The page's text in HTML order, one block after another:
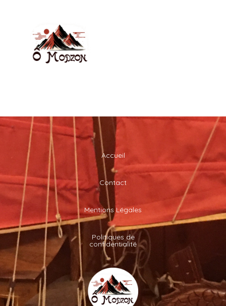
Accueil
Contact
Mentions Légales
Politiques de
confidentialité